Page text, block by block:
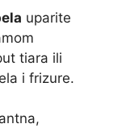
uparite
tiara ili
i frizure.